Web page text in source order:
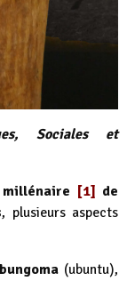
Sociales et
[1] de
, plusieurs aspects
(ubuntu),